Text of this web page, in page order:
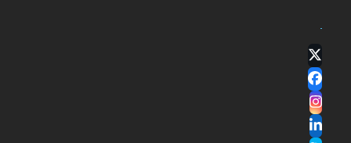
Twitter
(deprecated)
Facebook
Instagram
LinkedIn